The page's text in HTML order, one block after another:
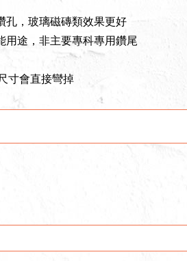
孔，玻璃磁磚類效果更好
用途，非主要專科專用鑽尾
寸會直接彎掉